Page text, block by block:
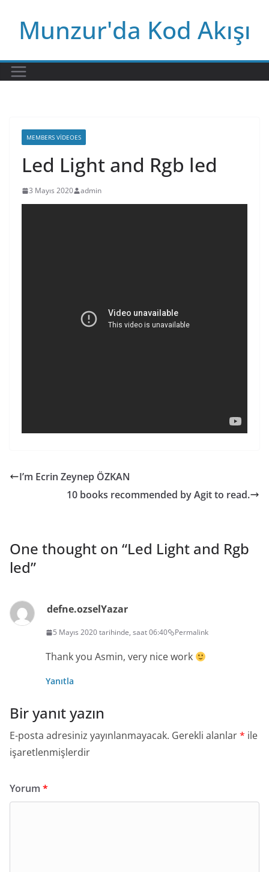
contentMunzur'da Kod Akışı
MEMBERS VIDEOES
Led Light and Rgb led
3 Mayıs 2020 admin
I’m Ecrin Zeynep ÖZKAN
10 books recommended by Agit to read.
One thought on “Led Light and Rgb
led”
defne.ozselYazar
5 Mayıs 2020 tarihinde, saat 06:40 Permalink
Thank you Asmin, very nice work
Yanıtla
Bir yanıt yazın
E-posta adresiniz yayınlanmayacak. Gerekli alanlar* ile
işaretlenmişlerdir
Yorum *